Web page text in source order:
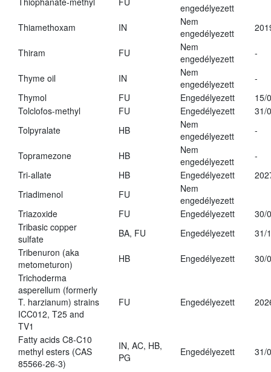
engedélyezett
Thiamethoxam
IN
Nem
engedélyezett
Thiram FU
Nem
engedélyezett
-
Thyme oil IN
Nem
engedélyezett
-
Thymol
FU Engedélyezett
15/
Tolclofos-methyl
FU Engedélyezett
31/
Tolpyralate
HB
Nem
engedélyezett
-
Topramezone HB
Nem
engedélyezett
-
Tri-allate
HB Engedélyezett
Triadimenol
FU
Nem
engedélyezett
Triazoxide
FU Engedélyezett
30/
Tribasic copper
sulfate
BA, FU Engedélyezett
31/
Tribenuron (aka
metometuron)
HB Engedélyezett
30/
Trichoderma
asperellum (formerly
T. harzianum) strains
ICC012, T25 and
TV1
FU Engedélyezett
Fatty acids C8-C10
methyl esters (CAS
85566-26-3)
IN, AC, HB,
PG
Engedélyezett 31/